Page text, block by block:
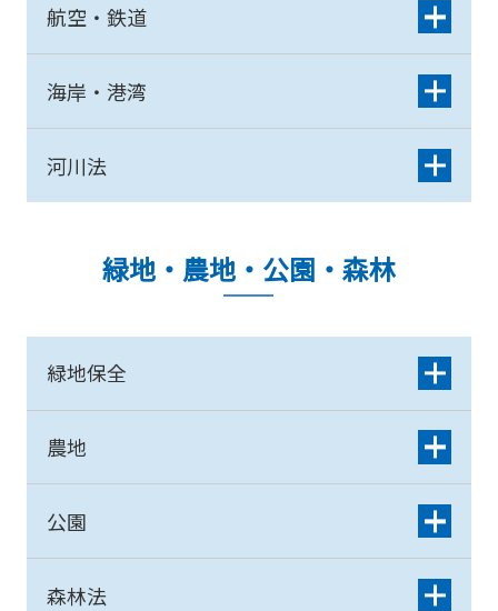
航空・鉄道
海岸・港湾
河川法
緑地・農地・公園・森林
緑地保全
農地
公園
森林法